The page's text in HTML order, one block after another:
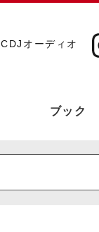
CDJオーディオ
ブック